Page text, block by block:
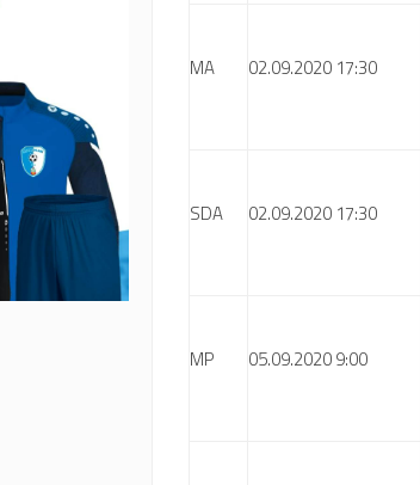
MA 02.09.2020 17:30
SDA 02.09.2020 17:30
MP 05.09.2020 9:00